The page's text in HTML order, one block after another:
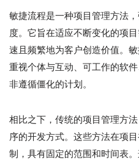
敏捷流程是一种项目管理方法
度。它旨在适应不断变化的项
速且频繁地为客户创造价值。
重视个体与互动、可工作的软
非遵循僵化的计划。
相比之下，传统的项目管理方
序的开发方式。这些方法在项
制，具有固定的范围和时间表